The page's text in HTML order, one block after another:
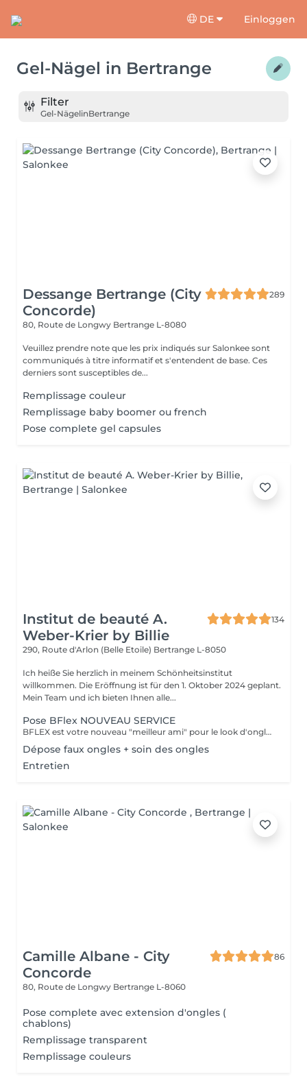
DE Einloggen
Gel-Nägel in Bertrange
Filter
Gel-NägelinBertrange
Dessange Bertrange (City
Concorde)
289
80, Route de Longwy Bertrange L-8080
Veuillez prendre note que les prix indiqués sur Salonkee sont
communiqués à titre informatif et s'entendent de base. Ces
derniers sont susceptibles de...
Remplissage couleur
Remplissage baby boomer ou french
Pose complete gel capsules
Institut de beauté A.
Weber-Krier by Billie
134
290, Route d'Arlon (Belle Etoile) Bertrange L-8050
Ich heiße Sie herzlich in meinem Schönheitsinstitut
willkommen. Die Eröffnung ist für den 1. Oktober 2024 geplant.
Mein Team und ich bieten Ihnen alle...
Pose BFlex NOUVEAU SERVICE
BFLEX est votre nouveau "meilleur ami" pour le look d'ongles courts et naturels que tous les clients recherchent ! Il s'agit d'une Babymanucure avec la pose d'un gel intelligent 4-en-1 avec lequel vous avez : Base-Construction-Teinte-Finition ! I C'est une prestation inédite et tendance !
Dépose faux ongles + soin des ongles
Entretien
Camille Albane - City
Concorde
86
80, Route de Longwy Bertrange L-8060
Pose complete avec extension d'ongles (
chablons)
Remplissage transparent
Remplissage couleurs